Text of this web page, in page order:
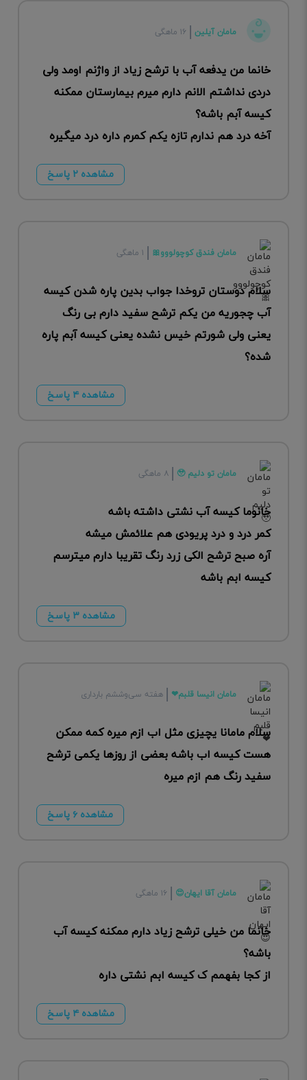
مامان ‌‌آیلین ۱۶ ماهگی
خانما من یدفعه آب با ترشح زیاد از واژنم اومد ولی
دردی نداشتم الانم دارم میرم بیمارستان ممکنه
کیسه آبم باشه؟
آخه درد هم ندارم تازه یکم کمرم داره درد میگیره
مشاهده ۲ پاسخ
مامان فندق کوچولووو🎀 ۱ ماهگی
سلام دوستان تروخدا جواب بدین پاره شدن کیسه
آب چجوریه من یکم ترشح سفید دارم بی رنگ
یعنی ولی شورتم خیس نشده یعنی کیسه آبم پاره
شده؟
مشاهده ۴ پاسخ
مامان تو دلیم 🥹 ۸ ماهگی
خانوما کیسه آب نشتی داشته باشه
کمر درد و درد پریودی هم علائمش میشه
آره صبح ترشح الکی زرد رنگ تقریبا دارم میترسم
کیسه ابم باشه
مشاهده ۳ پاسخ
مامان انیسا قلبم❤ هفته سی‌وششم بارداری
سلام مامانا یچیزی مثل اب ازم میره کمه ممکن
هست کیسه اب باشه بعضی از روزها یکمی ترشح
سفید رنگ هم ازم میره
مشاهده ۶ پاسخ
مامان آقا ایهان😍 ۱۶ ماهگی
خانما من خیلی ترشح زیاد دارم ممکنه کیسه آب
باشه؟
از کجا بفهمم ک کیسه ابم نشتی داره
مشاهده ۴ پاسخ